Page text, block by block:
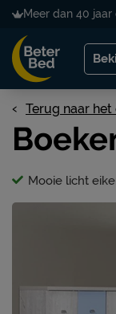
Meer dan 40
Terug naar
Mooie licht